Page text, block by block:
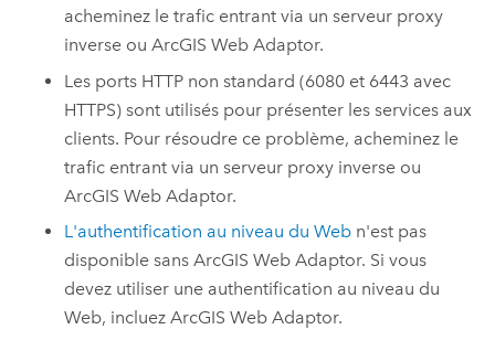
acheminez le trafic entrant via un serveur proxy
inverse ouArcGIS Web Adaptor.
Les ports HTTP non standard (6080 et 6443 avec
HTTPS) sont utilisés pour présenter les services aux
clients. Pour résoudre ce problème, acheminez le
trafic entrant via un serveur proxy inverse ou
ArcGIS Web Adaptor.
L'authentification au niveau du Web n'est pas
disponible sansArcGIS Web Adaptor. Si vous
devez utiliser une authentification au niveau du
Web, incluezArcGIS Web Adaptor.